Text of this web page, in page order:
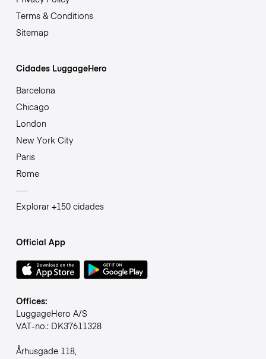
Terms & Conditions
Sitemap
Cidades LuggageHero
Barcelona
Chicago
London
New York City
Paris
Rome
Explorar +150 cidades
Official App
Offices:
LuggageHero A/S
VAT-no.: DK37611328
Århusgade 118,